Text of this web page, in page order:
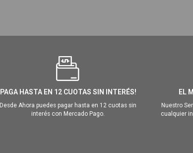
PAGA HASTA EN 12 CUOTAS SIN INTERÉS!
Desde Ahora puedes pagar hasta en 12 cuotas sin
interés con Mercado Pago.
EL
Nuestro
cualquier